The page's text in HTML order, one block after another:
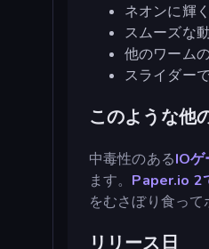
ネオンに輝
スムーズな
他のワーム
スライダー
このような他
中毒性のあるIOゲ
ます。 Paper.io 2
をむさぼり食って
リリース日